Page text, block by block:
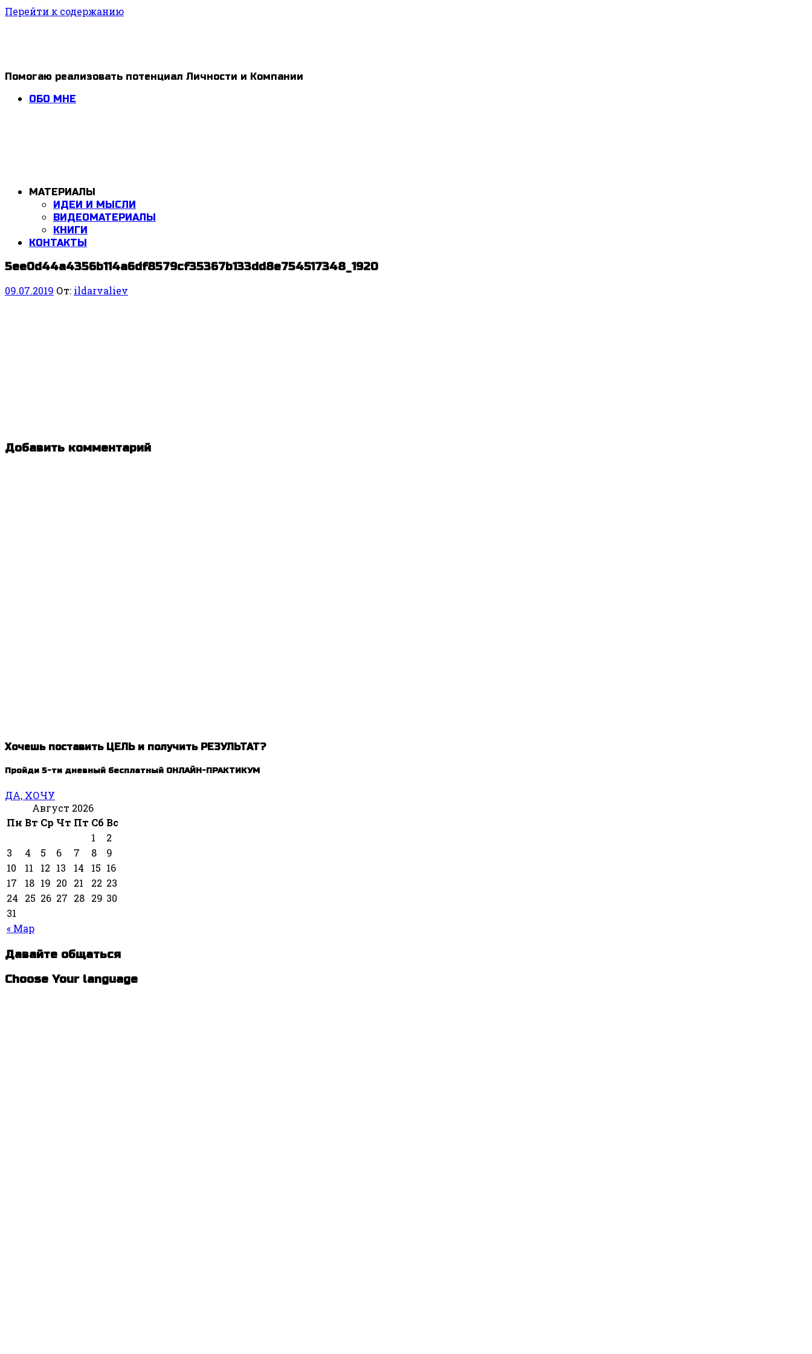
Перейти к содержанию
1ldar
Помогаю реализовать потенциал Личности и Компании
ОБО МНЕ
МАТЕРИАЛЫ
ИДЕИ И МЫСЛИ
ВИДЕОМАТЕРИАЛЫ
КНИГИ
КОНТАКТЫ
5ee0d44a4356b114a6df8579cf35367b133dd8e754517348_1920
09.07.2019 От: ildarvaliev
Добавить комментарий
Хочешь поставить ЦЕЛЬ и получить РЕЗУЛЬТАТ?
Пройди 5-ти дневный бесплатный ОНЛАЙН-ПРАКТИКУМ
ДА, ХОЧУ
Август 2026
Пн Вт Ср Чт Пт Сб Вс
« Мар
1
2
3
4 5 6 7 8
9
10
11 12 13 14 15 16
17
18 19 20 21 22 23
24
25 26 27 28 29 30
31
Давайте общаться
Choose Your language